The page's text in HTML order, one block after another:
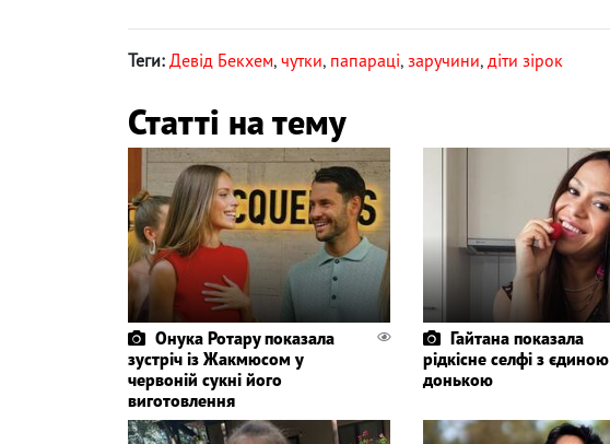
Теги: Девід Бекхем, чутки, папараці, заручини, діти зірок
Статті на тему
Онука Ротару показала
зустріч із Жакмюсом у
червоній сукні його
виготовлення
Гайтана показала
рідкісне селфі з єдиною
донькою